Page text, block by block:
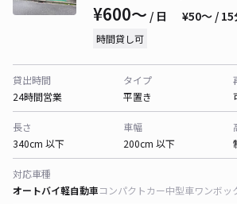
¥600〜 / 日 ¥50〜 / 15
時間貸し可
貸出時間
24時間営業
タイプ
平置き
長さ
340cm 以下
車幅
200cm 以下
対応車種
オートバイ軽自動車コンパクトカー中型車ワンボッ